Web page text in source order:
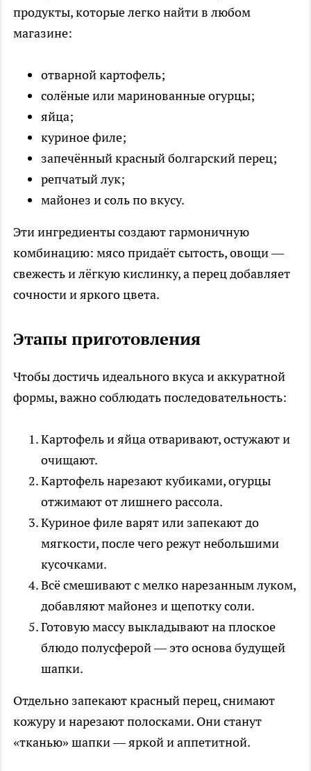
продукты, которые легко найти в любом
магазине:
отварной картофель;
солёные или маринованные огурцы;
яйца;
куриное филе;
запечённый красный болгарский перец;
репчатый лук;
майонез и соль по вкусу.
Эти ингредиенты создают гармоничную
комбинацию: мясо придаёт сытость, овощи —
свежесть и лёгкую кислинку, а перец добавляет
сочности и яркого цвета.
Этапы приготовления
Чтобы достичь идеального вкуса и аккуратной
формы, важно соблюдать последовательность:
Картофель и яйца отваривают, остужают и
очищают.
Картофель нарезают кубиками, огурцы
отжимают от лишнего рассола.
Куриное филе варят или запекают до
мягкости, после чего режут небольшими
кусочками.
Всё смешивают с мелко нарезанным луком,
добавляют майонез и щепотку соли.
Готовую массу выкладывают на плоское
блюдо полусферой — это основа будущей
шапки.
Отдельно запекают красный перец, снимают
кожуру и нарезают полосками. Они станут
«тканью» шапки — яркой и аппетитной.